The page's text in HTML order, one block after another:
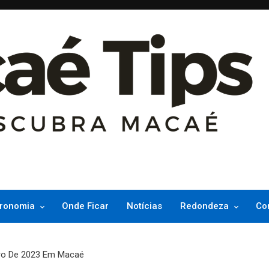
Onde Ficar Notícias Redondeza
De 2023 Em Macaé